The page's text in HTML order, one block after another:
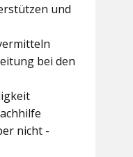
und
bei den
nicht -